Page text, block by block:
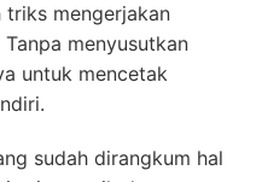
triks mengerjakan
menyusutkan
untuk mencetak
sudah dirangkum hal